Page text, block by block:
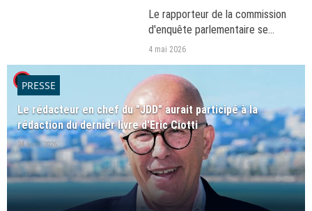
Le rapporteur de la commission
d'enquête parlementaire se
retrouve au cœur d'une polémique
illégale d'intérêts et trafic
d'influence, déposée contre...
4 mai 2026
player2PRESSE
Le rédacteur en chef du "JDD" aurait participé à la
rédaction du dernier livre d'Eric Ciotti
24 avril 2026